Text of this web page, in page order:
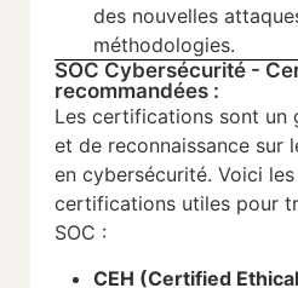
des nouvelles
méthodologies.
SOC Cybersécurité -
recommandées :
Les certifications sont un
et de reconnaissance sur
en cybersécurité. Voici
certifications utiles pour
SOC :
CEH (Certified